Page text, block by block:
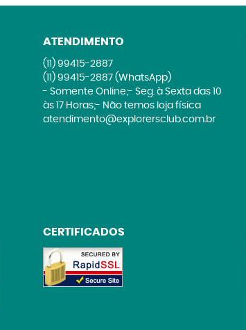
ATENDIMENTO
(11) 99415-2887
(11) 99415-2887 (WhatsApp)
- Somente Online;- Seg. à Sexta das 10
às 17 Horas;- Não temos loja física
atendimento@explorersclub.com.br
CERTIFICADOS